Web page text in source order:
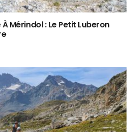
Mérindol : Le Petit Luberon